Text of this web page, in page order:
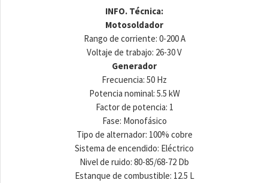
INFO. Técnica:
Motosoldador
Rango de corriente: 0-200 A
Voltaje de trabajo: 26-30 V
Generador
Frecuencia: 50 Hz
Potencia nominal: 5.5 kW
Factor de potencia: 1
Fase: Monofásico
Tipo de alternador: 100% cobre
Sistema de encendido: Eléctrico
Nivel de ruido: 80-85/68-72 Db
Estanque de combustible: 12.5 L